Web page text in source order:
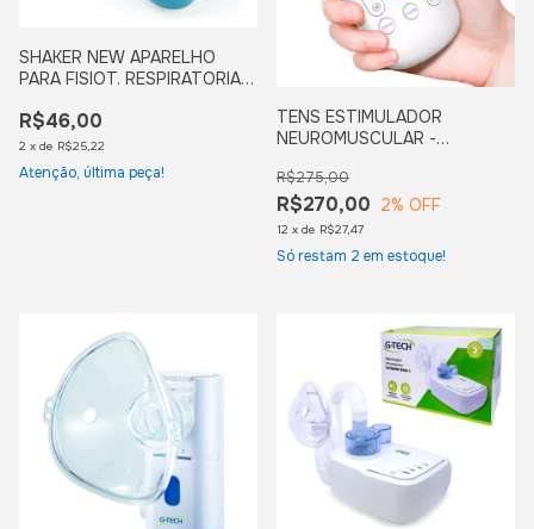
SHAKER NEW APARELHO
PARA FISIOT. RESPIRATORIA
R$46,00
2 x de R$25,22
Atenção, última peça!
TENS ESTIMULADOR
NEUROMUSCULAR -
R$270,00
R$275,00
2% OFF
12 x de R$27,47
Só restam 2 em estoque!